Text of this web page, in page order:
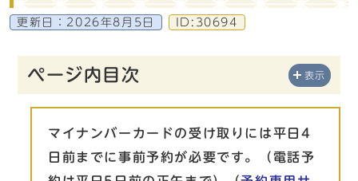
更新日： 2026年8月5日 ID:30694
ページ内目次 表示
マイナンバーカードの受け取りには平日4
日前までに事前予約が必要です。（電話予